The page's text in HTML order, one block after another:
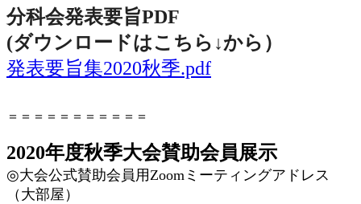
分科会発表要旨PDF
(ダウンロードはこちら↓から ）
発表要旨集2020秋季.pdf
＝＝＝＝＝＝＝＝＝＝＝
2020年度秋季大会賛助会員展示
◎大会公式賛助会員用Zoom ミーティングアドレス
（大部屋）